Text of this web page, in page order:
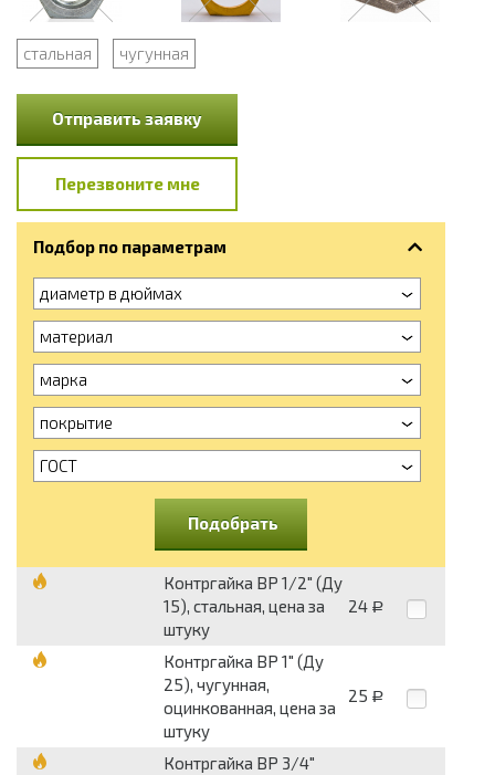
стальная чугунная
Отправить заявку
Перезвоните мне
Подбор по параметрам
диаметр в дюймах
материал
марка
покрытие
ГОСТ
Подобрать
Контргайка ВР 1/2" (Ду
15), стальная, цена за
штуку
24 Р
Контргайка ВР 1" (Ду
25), чугунная,
оцинкованная, цена за
штуку
25 Р
Контргайка ВР 3/4"